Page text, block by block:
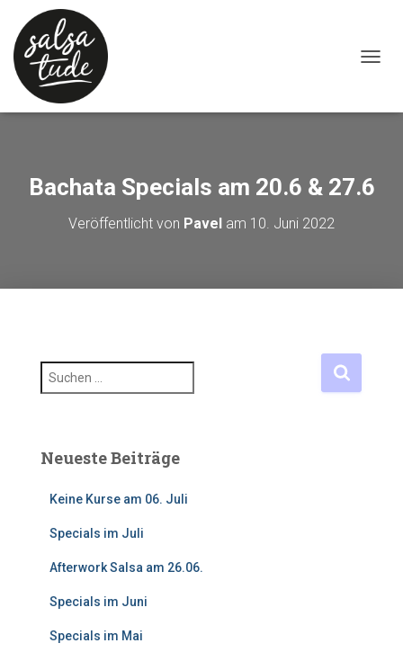
Bachata Specials am 20.6 & 27.6
Veröffentlicht von Pavel am 10. Juni 2022
n
Neueste Beiträge
Keine Kurse am 06. Juli
Specials im Juli
Afterwork Salsa am 26.06.
Specials im Juni
Specials im Mai